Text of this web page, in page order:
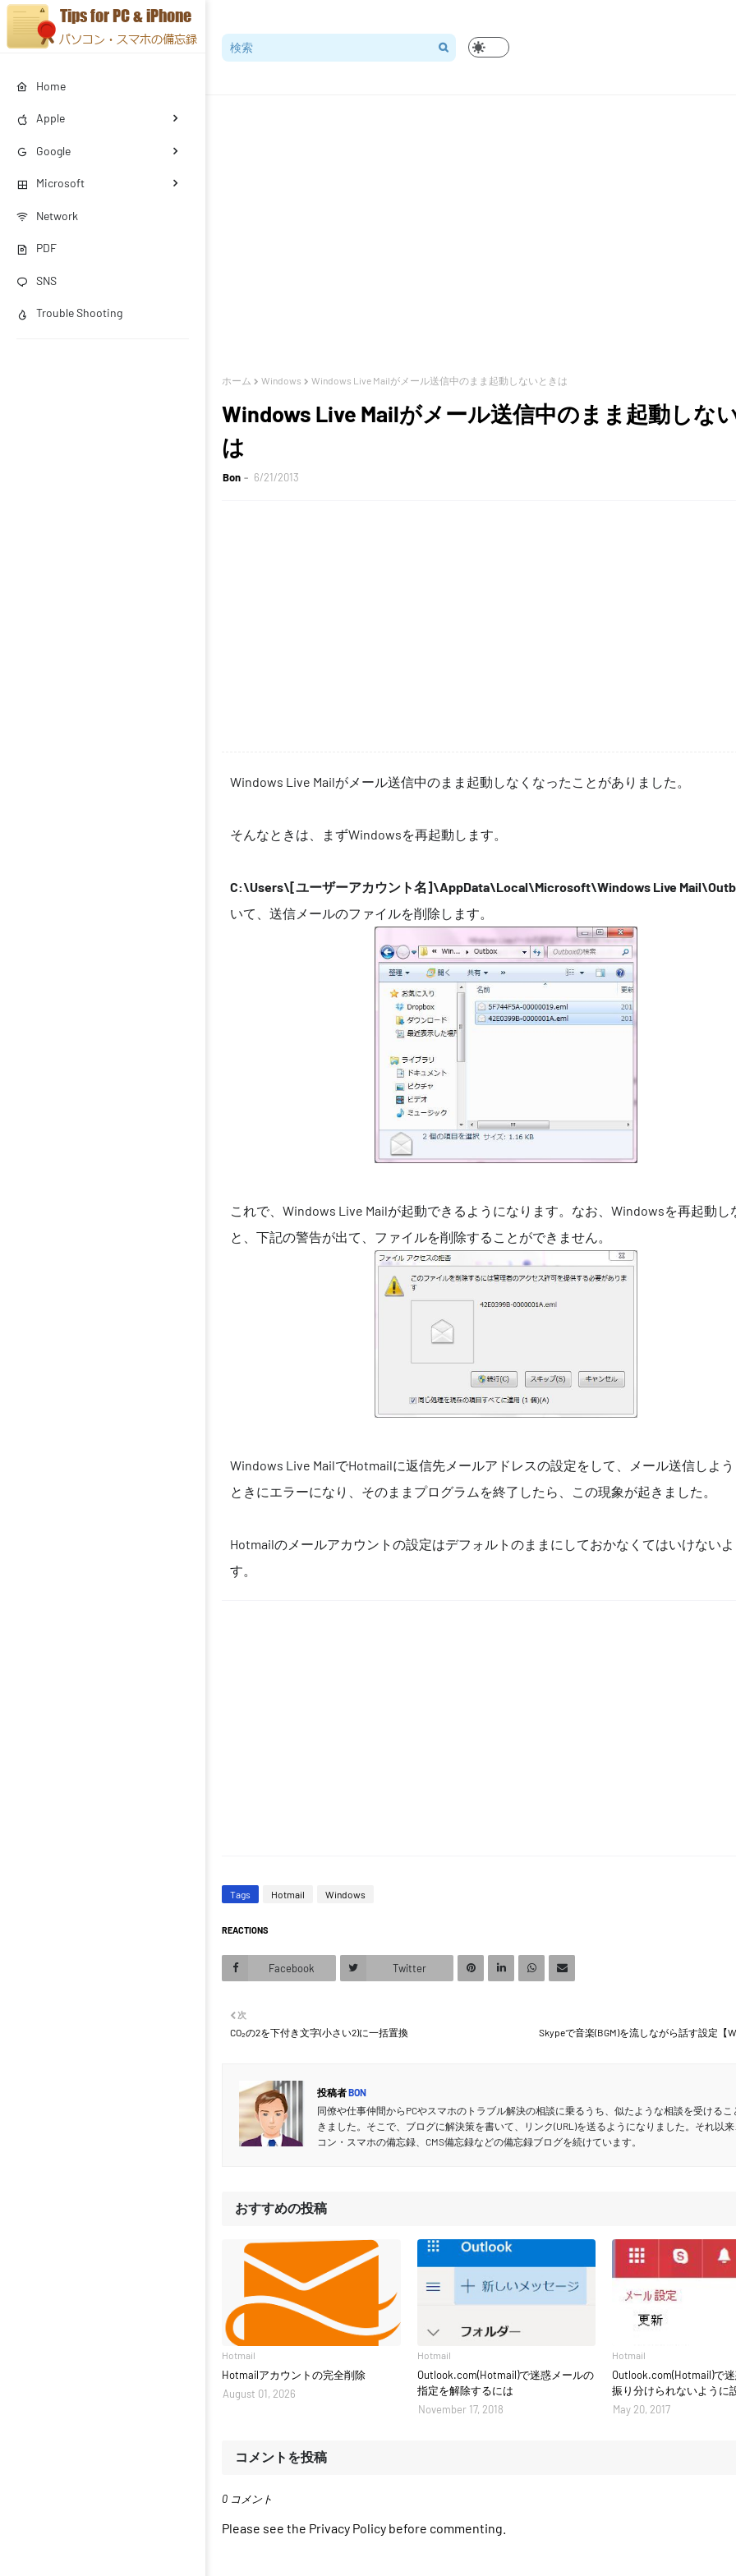
Home
Apple
Google
Microsoft
Network
PDF
SNS
Trouble Shooting
ホーム Windows Windows Live Mailがメール送信中のまま起動しないときは
Windows Live Mailがメール送信中のまま起動しな
は
Bon 6/21/2013
Windows Live Mailがメール送信中のまま起動しなくなったことがありました。
そんなときは、まずWindowsを再起動します。
C:\Users\[ユーザーアカウント名]\AppData\Local\Microsoft\Windows Live
いて、送信メールのファイルを削除します。
これで、Windows Live Mailが起動できるようになります。なお、Windowsを再起動し
と、下記の警告が出て、ファイルを削除することができません。
Windows Live MailでHotmailに返信先メールアドレスの設定をして、メール送信しよ
ときにエラーになり、そのままプログラムを終了したら、この現象が起きました。
Hotmailのメールアカウントの設定はデフォルトのままにしておかなくてはいけない
す。
Tags Hotmail Windows
REACTIONS
Facebook Twitter
Skypeで音楽(BGM)を流しながら話す設定【
次
CO₂の2を下付き文字(小さい2)に一括置換
投稿者BON
同僚や仕事仲間からPCやスマホのトラブル解決の相談に乗るうち、似たような相談を受けるこ
きました。そこで、ブログに解決策を書いて、リンク(URL)を送るようになりました。それ以
コン・スマホの備忘録、CMS備忘録などの備忘録ブログを続けています。
おすすめの投稿
Hotmail
Hotmailアカウントの完全削除
August 01, 2026
Hotmail
Outlook.com(Hotmail)で迷惑メールの
指定を解除するには
November 17, 2018
Hotmail
Outlook.com(Hotmail)で
振り分けられないように
May 20, 2017
コメントを投稿
0 コメント
Please see the Privacy Policy before commenting.